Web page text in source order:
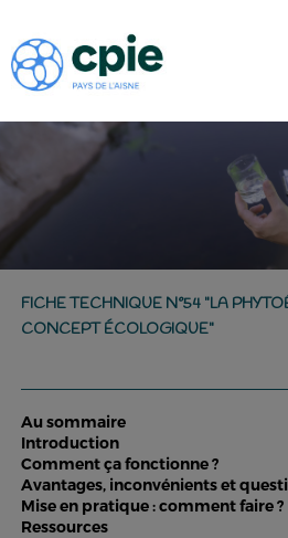
FICHE TECHNIQUE N°54 "LA
CONCEPT ÉCOLOGIQUE"
Au sommaire
Introduction
Comment ça fonctionne ?
Avantages, inconvénients et
Mise en pratique : comment faire ?
Ressources